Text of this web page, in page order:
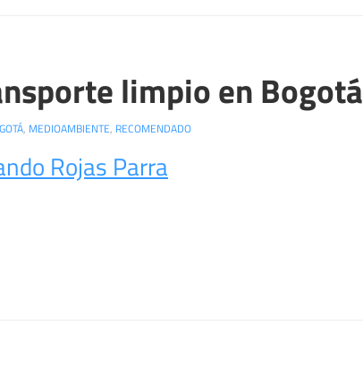
limpio en Bogotá
, MEDIOAMBIENTE, RECOMENDADO
Rojas Parra